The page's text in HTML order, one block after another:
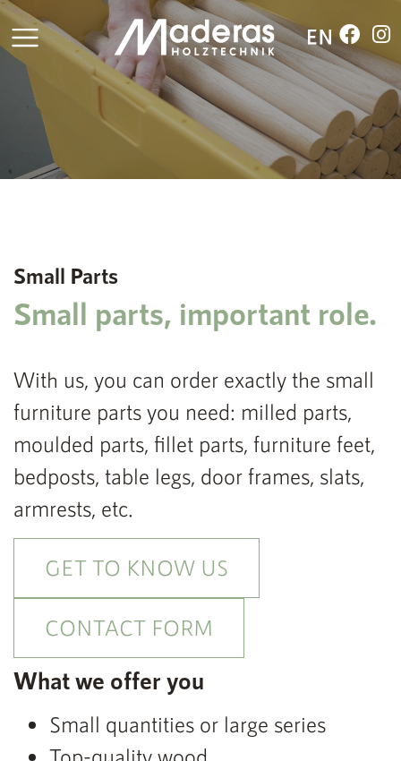
Small Parts
Small parts, important role.
With us, you can order exactly the small
furniture parts you need: milled parts,
moulded parts, fillet parts, furniture feet,
bedposts, table legs, door frames, slats,
armrests, etc.
GET TO KNOW US
CONTACT FORM
What we offer you
Small quantities or large series